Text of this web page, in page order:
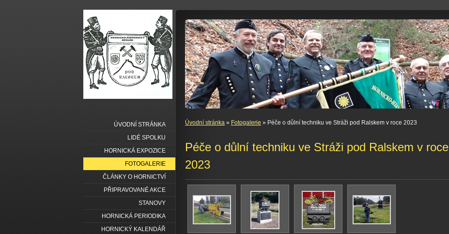
Úvodní stránka » Fotogalerie » Péče o důlní techniku ve Stráži pod Ralskem v roce 2023
Péče o důlní techniku ve Stráži pod Ralskem v roce
2023
ÚVODNÍ STRÁNKA
LIDÉ SPOLKU
HORNICKÁ EXPOZICE
FOTOGALERIE
ČLÁNKY O HORNICTVÍ
PŘIPRAVOVANÉ AKCE
STANOVY
HORNICKÁ PERIODIKA
HORNICKÝ KALENDÁŘ